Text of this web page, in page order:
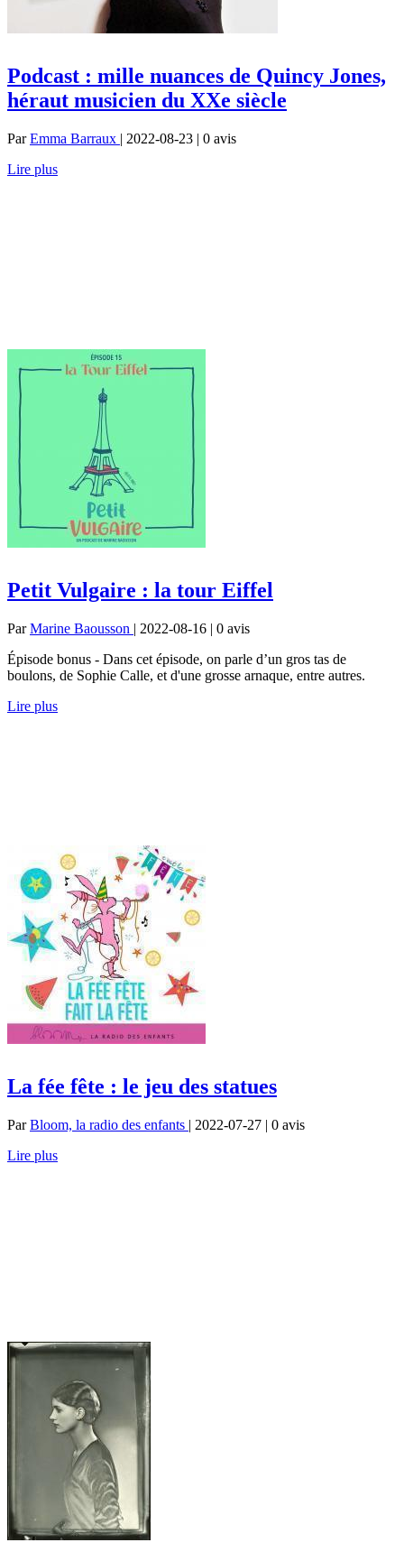
Podcast : mille nuances de Quincy Jones,
héraut musicien du XXe siècle
ParEmma Barraux | 2022-08-23 | 0 avis
Lire plus
Petit Vulgaire : la tour Eiffel
ParMarine Baousson | 2022-08-16 | 0 avis
Épisode bonus - Dans cet épisode, on parle d’un gros tas de
boulons, de Sophie Calle, et d'une grosse arnaque, entre autres.
Lire plus
La fée fête : le jeu des statues
ParBloom, la radio des enfants | 2022-07-27 | 0 avis
Lire plus